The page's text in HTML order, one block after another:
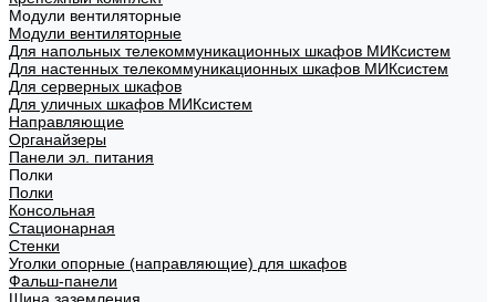
Модули вентиляторные
Модули вентиляторные
Для напольных телекоммуникационных шкафов МИКсистем
Для настенных телекоммуникационных шкафов МИКсистем
Для серверных шкафов
Для уличных шкафов МИКсистем
Направляющие
Органайзеры
Панели эл. питания
Полки
Полки
Консольная
Стационарная
Стенки
Уголки опорные (направляющие) для шкафов
Фальш-панели